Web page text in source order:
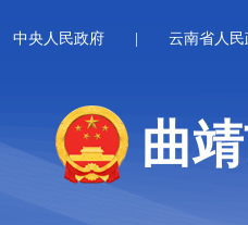
中央人民政府 云南省人民
曲